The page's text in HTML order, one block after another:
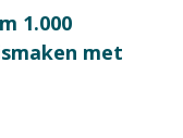
1.000
met